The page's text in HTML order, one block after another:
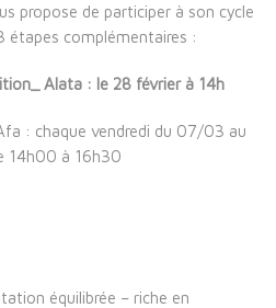
propose de participer à son cycle
étapes complémentaires :
Alata : le 28 février à 14h
: chaque vendredi du 07/03 au
14h00 à 16h30
équilibrée – riche en